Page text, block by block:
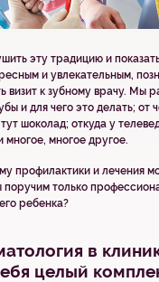
эту традицию и
и увлекательным,
визит к зубному врачу. Мы
и для чего это делать; от
шоколад; откуда у
многое другое.
профилактики и лечения
поручим только
ребенка?
в
целый